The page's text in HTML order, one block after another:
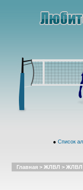
● Список
Главная > ЖЛВЛ > ЖЛВЛ